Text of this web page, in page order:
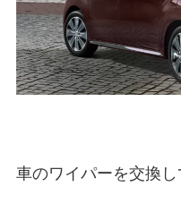
車のワイパーを交換し